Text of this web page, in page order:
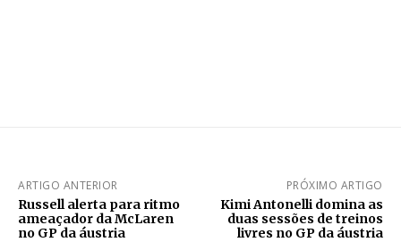
ARTIGO ANTERIOR
Russell alerta para ritmo
ameaçador da McLaren
no GP da áustria
PRÓXIMO ARTIGO
Kimi Antonelli domina as
duas sessões de treinos
livres no GP da áustria